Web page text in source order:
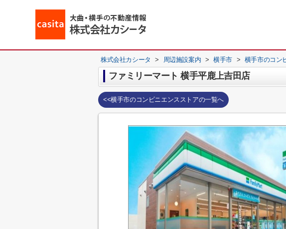
株式会社カシータ > 周辺施設案内 > 横手市 > 横手市のコン
ファミリーマート 横手平鹿上吉田店
<<横手市のコンビニエンスストアの一覧へ